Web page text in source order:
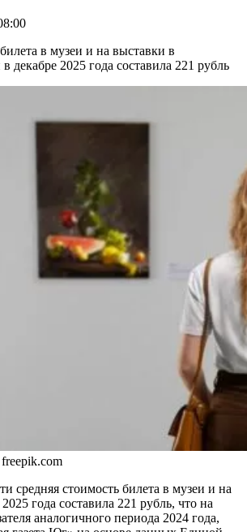
в музеи и на выставки в
декабре 2025 года составила 221 рубль
средняя стоимость билета в музеи и на
года составила 221 рубль, что на
аналогичного периода 2024 года,